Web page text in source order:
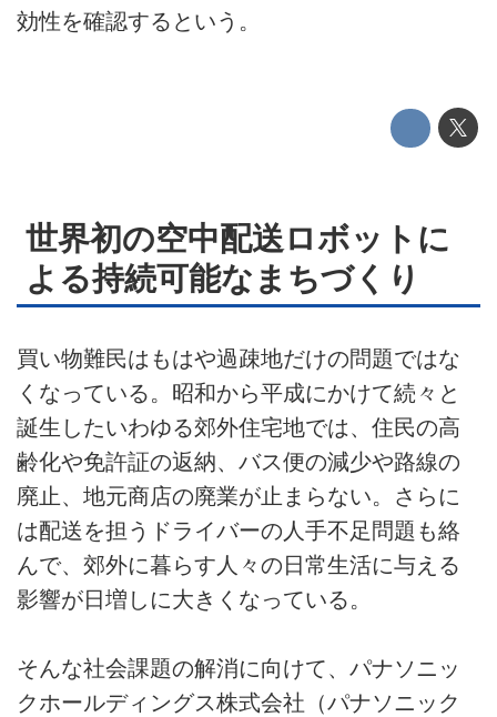
運営会社
お問い合せ
広告掲載について
効性を確認するという。
世界初の空中配送ロボットに
よる持続可能なまちづくり
買い物難民はもはや過疎地だけの問題ではな
くなっている。昭和から平成にかけて続々と
誕生したいわゆる郊外住宅地では、住民の高
齢化や免許証の返納、バス便の減少や路線の
廃止、地元商店の廃業が止まらない。さらに
は配送を担うドライバーの人手不足問題も絡
んで、郊外に暮らす人々の日常生活に与える
影響が日増しに大きくなっている。
そんな社会課題の解消に向けて、パナソニッ
クホールディングス株式会社（パナソニック